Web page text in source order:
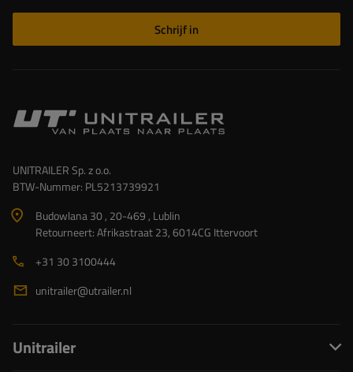
Schrijf in
UNITRAILER Sp. z o.o.
BTW-Nummer: PL5213739921
Budowlana 30 , 20-469 , Lublin
Retourneert: Afrikastraat 23, 6014CG Ittervoort
+31 30 3100444
unitrailer@utrailer.nl
Unitrailer